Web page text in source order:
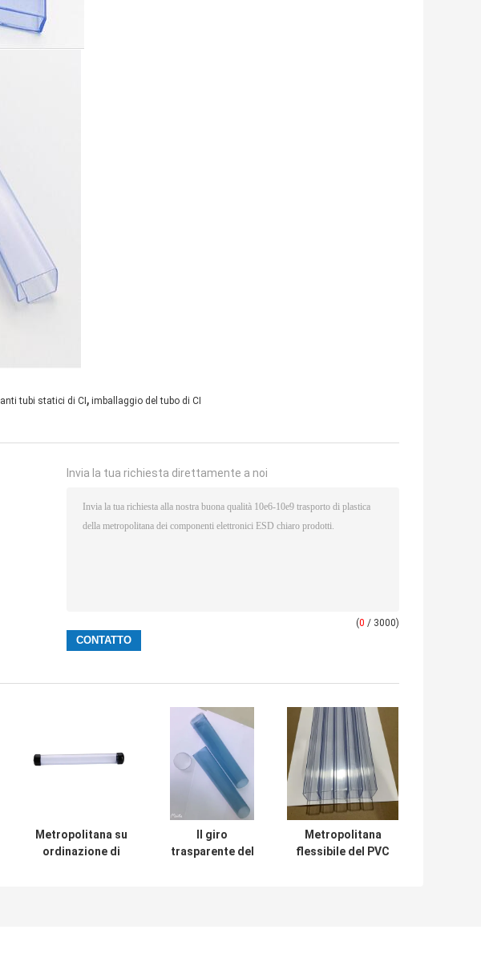
anti tubi statici di CI , imballaggio del tubo di CI
Invia la tua richiesta direttamente a noi
(0 / 3000)
Metropolitana su
ordinazione di
Il giro
trasparente del
Metropolitana
flessibile del PVC